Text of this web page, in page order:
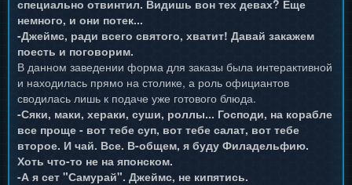
специально отвинтил. Видишь вон тех девах? Еще
немного, и они потек...
-Джеймс, ради всего святого, хватит! Давай закажем
поесть и поговорим.
В данном заведении форма для заказы была интерактивной
и находилась прямо на столике, а роль официантов
сводилась лишь к подаче уже готового блюда.
-Сяки, маки, хераки, суши, роллы... Господи, на корабле
все проще - вот тебе суп, вот тебе салат, вот тебе
второе. И чай. Все. В-общем, я буду Филадельфию.
Хоть что-то не на японском.
-А я сет "Самурай". Джеймс, не кипятись.